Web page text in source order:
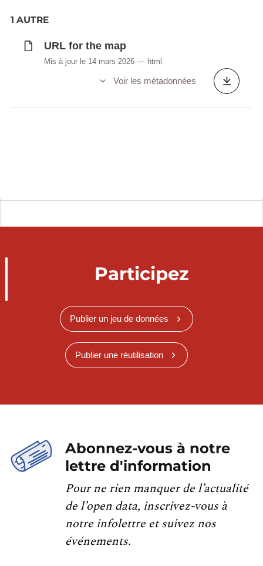
1 AUTRE
URL for the map
Mis à jour le 14 mars 2026 html
Voir les métadonnées
Participez
Publier un jeu de données
Publier une réutilisation
Abonnez-vous à notre
lettre d'information
Pour ne rien manquer de l’actualité
de l’open data, inscrivez-vous à
notre infolettre et suivez nos
événements.